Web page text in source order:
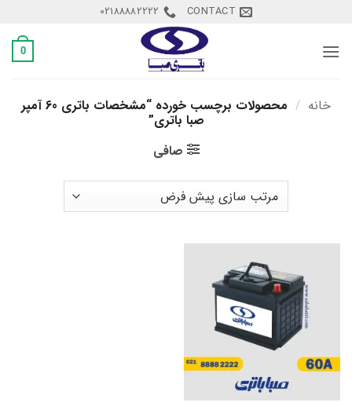
content
CONTACT
02188882222
0
خانه / محصولات برچسب خورده “مشخصات باتری 60 آمپر
صبا باتری”
صافی